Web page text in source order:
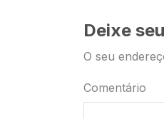
Deixe
O seu
Comentário